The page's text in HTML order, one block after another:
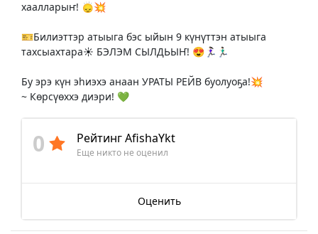
хаалларыҥ! 🙂‍↕️💥
🎫Билиэттэр атыыга бэс ыйын 9 күнүттэн атыыга
тахсыахтара☀️ БЭЛЭМ СЫЛДЬЫҤ! 😍🏃🏻‍♀️🏃🏻‍♂️
Бу эрэ күн эһиэхэ анаан УРАТЫ РЕЙВ буолуоҕа!💥
~ Көрсүөххэ диэри! 💚
0 Рейтинг AfishaYkt
Еще никто не оценил
Оценить